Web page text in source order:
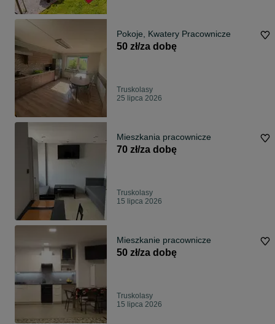
Pokoje, Kwatery Pracownicze
50 zł/za dobę
Truskolasy
25 lipca 2026
Mieszkania pracownicze
70 zł/za dobę
Truskolasy
15 lipca 2026
Mieszkanie pracownicze
50 zł/za dobę
Truskolasy
15 lipca 2026